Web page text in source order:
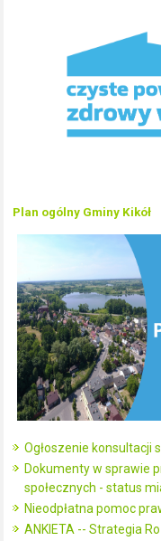
Plan ogólny Gminy Kikół
Ogłoszenie konsultacji
Dokumenty w sprawie
społecznych - status
Nieodpłatna pomoc
ANKIETA -- Strategia